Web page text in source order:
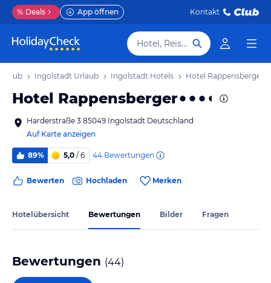
% Deals App öffnen Kontakt
Hotel, Reiseziel
Ingolstadt Urlaub Ingolstadt Hotels Hotel Rappensberger
Hotel Rappensberger
Harderstraße 3 85049 Ingolstadt Deutschland
Auf Karte anzeigen
89% 5,0 / 6 44 Bewertungen
Bewerten Hochladen Merken
Hotelübersicht Bewertungen Bilder Fragen
Bewertungen (44)